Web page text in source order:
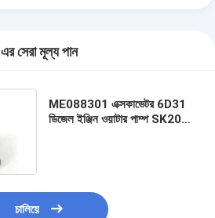
এর সেরা মূল্য পান
ME088301 এক্সকাভেটর 6D31
ডিজেল ইঞ্জিন ওয়াটার পাম্প SK200-
চালিয়ে